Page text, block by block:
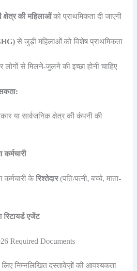
क्षेत्र की महिलाओंको प्राथमिकता दी जाएगी
से जुड़ी महिलाओं को विशेष प्राथमिकता
से मिलने-जुलने की इच्छा होनी चाहिए
या सार्वजनिक क्षेत्र की कंपनी की
कर्मचारी
कर्मचारी के रिश्तेदार(पति/पत्नी, बच्चे, माता-
रिटायर्ड एजेंट
Required Documents
निम्नलिखित दस्तावेज़ों की आवश्यकता